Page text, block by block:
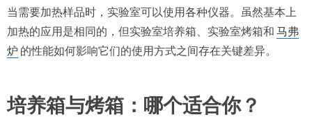
当需要加热样品时，实验室可以使用各种仪器。虽然基本上
加热的应用是相同的，但实验室培养箱、实验室烤箱和 马弗
炉 的性能如何影响它们的使用方式之间存在关键差异。
培养箱与烤箱：哪个适合你？